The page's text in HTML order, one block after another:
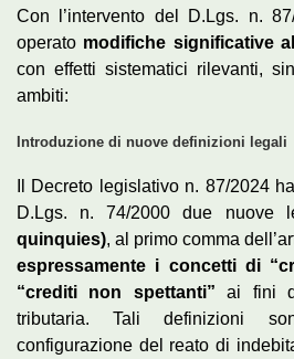
Con l’intervento del D.Lgs. n.
operato modifiche significative
con effetti sistematici rilevanti,
ambiti:
Introduzione di nuove definizioni legali
Il Decreto legislativo n. 87/2024
D.Lgs. n. 74/2000 due nuove
quinquies), al primo comma
espressamente i concetti di
“crediti non spettanti” ai fini
tributaria. Tali definizioni
configurazione del reato di